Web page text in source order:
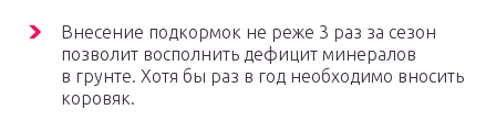
Внесение подкормок не реже 3 раз за сезон
позволит восполнить дефицит минералов
в грунте. Хотя бы раз в год необходимо вносить
коровяк.